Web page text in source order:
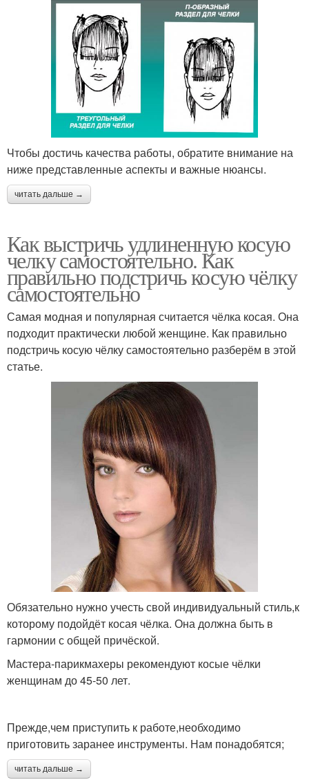
Чтобы достичь качества работы, обратите внимание на
ниже представленные аспекты и важные нюансы.
читать дальше →
Как выстричь удлиненную косую
челку самостоятельно. Как
правильно подстричь косую чёлку
самостоятельно
Самая модная и популярная считается чёлка косая. Она
подходит практически любой женщине. Как правильно
подстричь косую чёлку самостоятельно разберём в этой
статье.
Обязательно нужно учесть свой индивидуальный стиль,к
которому подойдёт косая чёлка. Она должна быть в
гармонии с общей причёской.
Мастера-парикмахеры рекомендуют косые чёлки
женщинам до 45-50 лет.
Прежде,чем приступить к работе,необходимо
приготовить заранее инструменты. Нам понадобятся;
читать дальше →